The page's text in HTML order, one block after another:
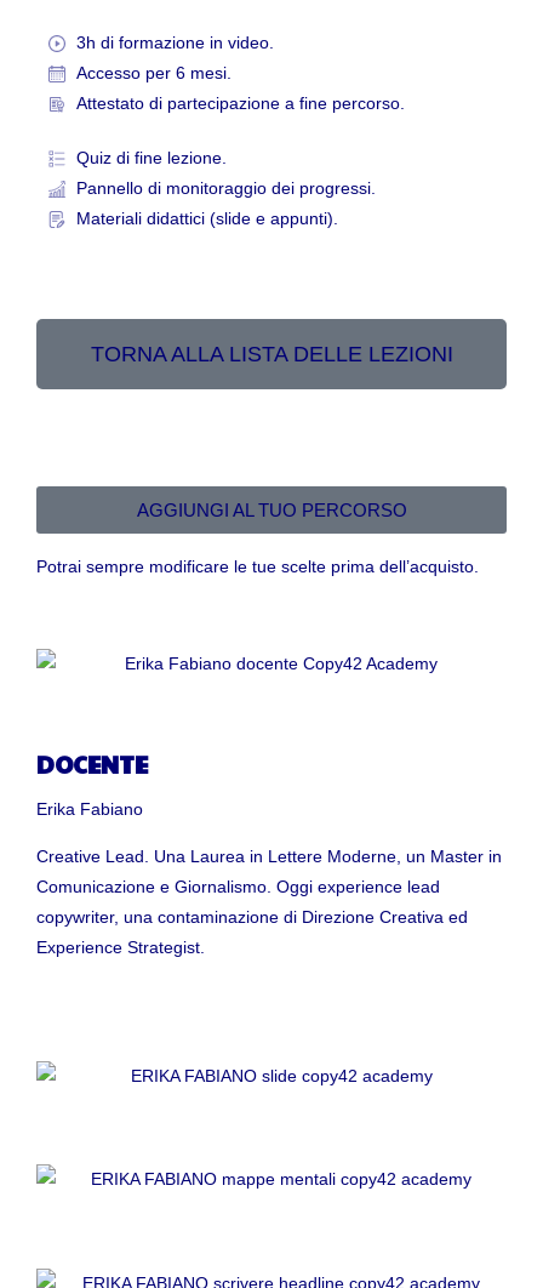
3h di formazione in video.
Accesso per 6 mesi.
Attestato di partecipazione a fine percorso.
Quiz di fine lezione.
Pannello di monitoraggio dei progressi.
Materiali didattici (slide e appunti).
TORNA ALLA LISTA DELLE LEZIONI
AGGIUNGI AL TUO PERCORSO
Potrai sempre modificare le tue scelte prima dell’acquisto.
DOCENTE
Erika Fabiano
Creative Lead. Una Laurea in Lettere Moderne, un Master in
Comunicazione e Giornalismo. Oggi experience lead
copywriter, una contaminazione di Direzione Creativa ed
Experience Strategist.